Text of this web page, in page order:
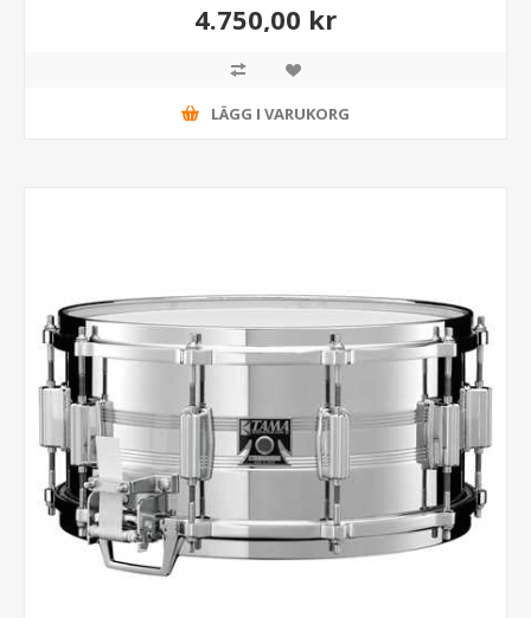
4.750,00 kr
LÄGG I VARUKORG